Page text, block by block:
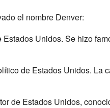
el nombre Denver:
Unidos. Se hizo
de Estados Unidos. La
de Estados Unidos,